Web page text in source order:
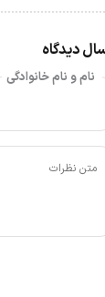
دیدگاه
نام و نام خانوادگی